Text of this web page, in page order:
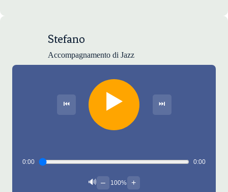
Stefano
Accompagnamento di Jazz
⏮ ▶️ ⏭
0:00 0:00
🔊 – 100% +